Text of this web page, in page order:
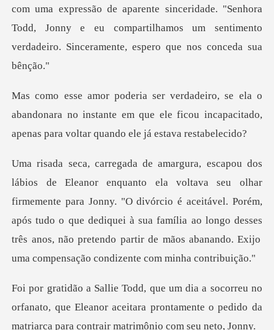
ão de aparente sinceridade. "Senhora
Todd, Jonny e eu compartilhamos um
bandonara no instante em que ele ficou incapacitado,
emente para Jonny. "O divórcio é aceitável. Porém,
após tudo o que dediquei à sua família ao longo desses
orfanato, que Eleanor aceitara prontamente o pedido da